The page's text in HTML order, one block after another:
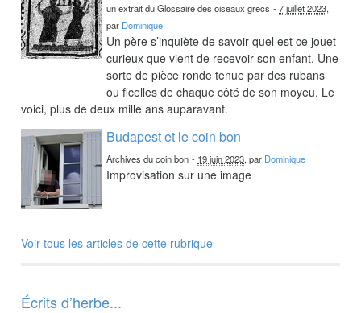
un extrait du Glossaire des oiseaux grecs -7 juillet 2023,
par Dominique
Un père s’inquiète de savoir quel est ce jouet
curieux que vient de recevoir son enfant. Une
sorte de pièce ronde tenue par des rubans
ou ficelles de chaque côté de son moyeu. Le
voici, plus de deux mille ans auparavant.
Budapest et le coin bon
Archives du coin bon - 19 juin 2023, par Dominique
Improvisation sur une image
Voir tous les articles de cette rubrique
Écrits d’herbe...